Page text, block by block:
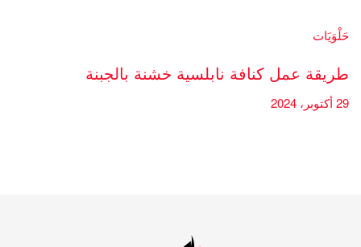
حَلْوَيَات
طريقة عمل كنافة نابلسية خشنة بالجبنة
29 أكتوبر، 2024